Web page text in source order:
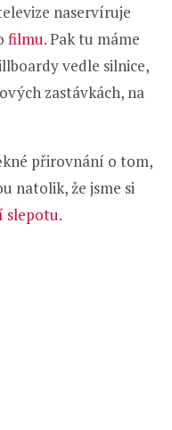
naservíruje
filmu. Pak tu máme
vedle silnice,
zastávkách, na
přirovnání o tom,
natolik, že jsme si
slepotu.